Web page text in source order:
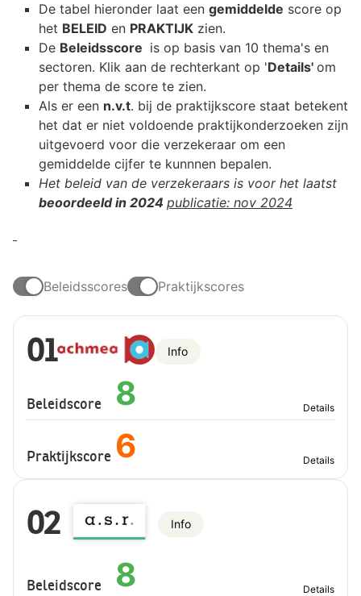
De tabel hieronder laat een gemiddelde score op
het BELEID en PRAKTIJK zien.
De Beleidsscore is op basis van 10 thema's en
sectoren. Klik aan de rechterkant op 'Details' om
per thema de score te zien.
Als er een n.v.t. bij de praktijkscore staat betekent
het dat er niet voldoende praktijkonderzoeken zijn
uitgevoerd voor die verzekeraar om een
gemiddelde cijfer te kunnnen bepalen.
Het beleid van de verzekeraars is voor het laatst
beoordeeld in 2024 publicatie: nov 2024
Beleidsscores Praktijkscores
01 Info
Beleidscore 8 Details
Praktijkscore 6 Details
02 Info
Beleidscore 8 Details